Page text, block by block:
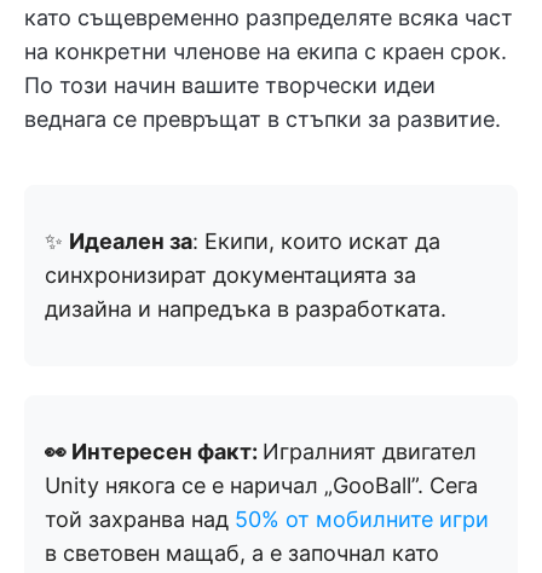
като същевременно разпределяте всяка част
на конкретни членове на екипа с краен срок.
По този начин вашите творчески идеи
веднага се превръщат в стъпки за развитие.
✨ Идеален за: Екипи, които искат да
синхронизират документацията за
дизайна и напредъка в разработката.
👀 Интересен факт: Игралният двигател
Unity някога се е наричал „GooBall”. Сега
той захранва над 50% от мобилните игри
в световен мащаб, а е започнал като